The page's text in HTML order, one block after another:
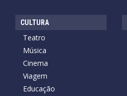
CULTURA
Teatro
Música
Cinema
Viagem
Educação